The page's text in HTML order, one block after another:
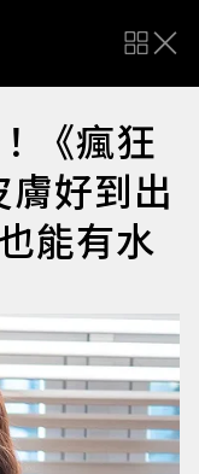
《瘋狂
好到出
能有水